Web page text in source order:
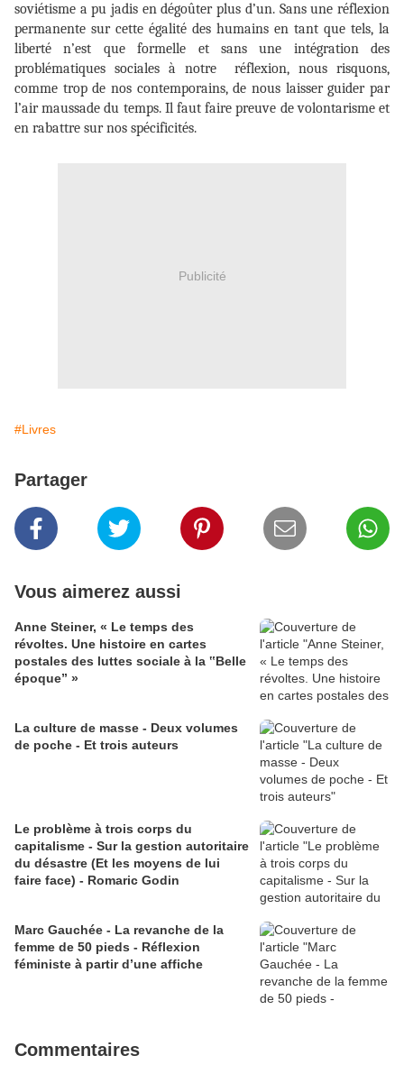
soviétisme a pu jadis en dégoûter plus d’un. Sans une réflexion
permanente sur cette égalité des humains en tant que tels, la
liberté n’est que formelle et sans une intégration des
problématiques sociales à notre réflexion, nous risquons,
comme trop de nos contemporains, de nous laisser guider par
l’air maussade du temps. Il faut faire preuve de volontarisme et
en rabattre sur nos spécificités.
Publicité
#Livres
Partager
Vous aimerez aussi
Anne Steiner, « Le temps des
révoltes. Une histoire en cartes
postales des luttes sociale à la ‟Belle
époque” »
La culture de masse - Deux volumes
de poche - Et trois auteurs
Le problème à trois corps du
capitalisme - Sur la gestion autoritaire
du désastre (Et les moyens de lui
faire face) - Romaric Godin
Marc Gauchée - La revanche de la
femme de 50 pieds - Réflexion
féministe à partir d’une affiche
Commentaires